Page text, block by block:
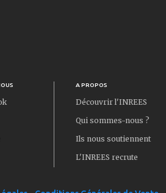
A PROPOS
Découvrir l'INREES
Qui sommes-nous ?
Ils nous soutiennent
L'INREES recrute